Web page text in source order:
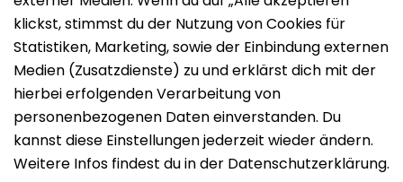
Impressum
Datenschutz
Nutzungsbedingungen
Mieten
Vermieten